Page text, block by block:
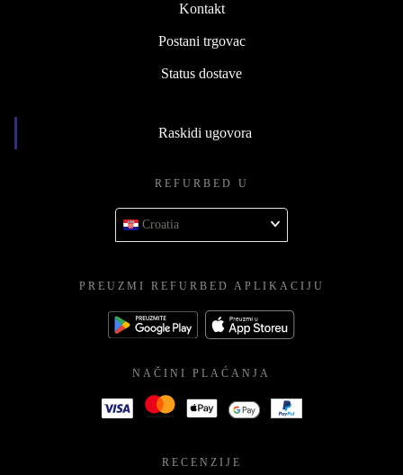
Kontakt
Postani trgovac
Status dostave
Raskidi ugovora
REFURBED U
Croatia
PREUZMI REFURBED APLIKACIJU
NAČINI PLAĆANJA
RECENZIJE